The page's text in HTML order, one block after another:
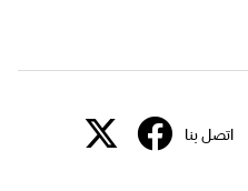
اتصل بنا